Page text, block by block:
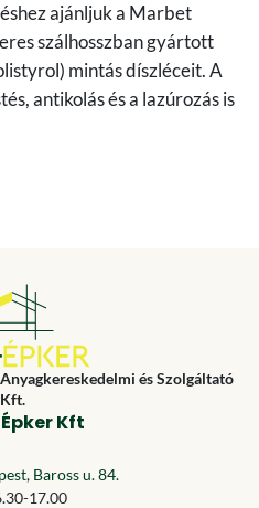
ajánljuk a Marbet
szálhosszban gyártott
mintás díszléceit. A
antikolás és a lazúrozás is
és Szolgáltató
Kft.
Kft
Baross u. 84.
17.00